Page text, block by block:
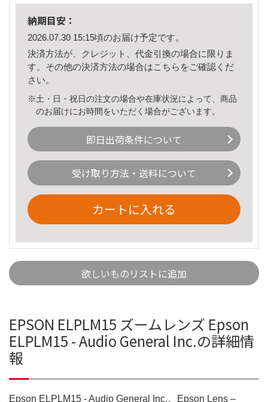
納期目安：
2026.07.30 15:15頃のお届け予定です。
決済方法が、クレジット、代金引換の場合に限りま
す。その他の決済方法の場合はこちら をご確認くだ
さい。
※土・日・祝日の注文の場合や在庫状況によって、商品
のお届けにお時間をいただく場合がございます。
即日出荷条件について
受け取り方法・送料について
カートに入れる
欲しいものリストに追加
EPSON ELPLM15 ズームレンズ Epson
ELPLM15 - Audio General Inc.の詳細情
報
Epson ELPLM15 - Audio General Inc.。Epson Lens –